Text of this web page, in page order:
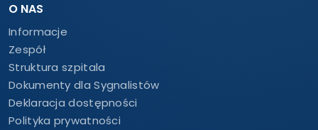
O NAS
Informacje
Zespół
Struktura szpitala
Dokumenty dla Sygnalistów
Deklaracja dostępności
Polityka prywatności